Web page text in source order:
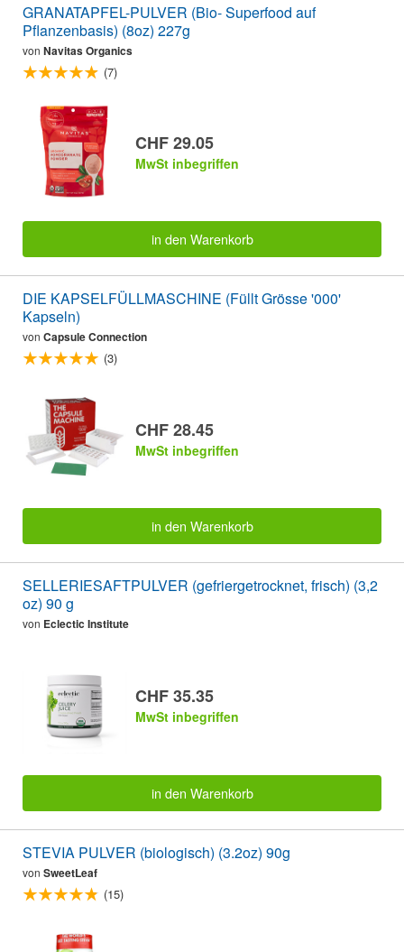
GRANATAPFEL-PULVER (Bio- Superfood auf
Pflanzenbasis) (8oz) 227g
von Navitas Organics
(7)
CHF 29.05
MwSt inbegriffen
in den Warenkorb
DIE KAPSELFÜLLMASCHINE (Füllt Grösse '000'
Kapseln)
von Capsule Connection
(3)
CHF 28.45
MwSt inbegriffen
in den Warenkorb
SELLERIESAFTPULVER (gefriergetrocknet, frisch) (3,2
oz) 90 g
von Eclectic Institute
CHF 35.35
MwSt inbegriffen
in den Warenkorb
STEVIA PULVER (biologisch) (3.2oz) 90g
von SweetLeaf
(15)